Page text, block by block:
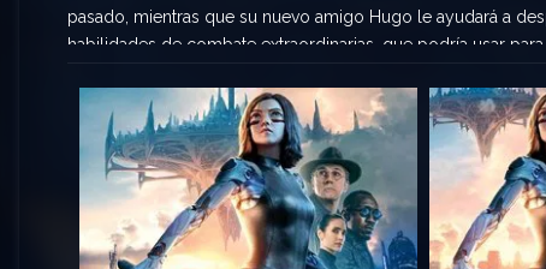
pasado, mientras que su nuevo amigo Hugo le ayudará a
habilidades de combate extraordinarias, que podría usar
puede cambiarlo.